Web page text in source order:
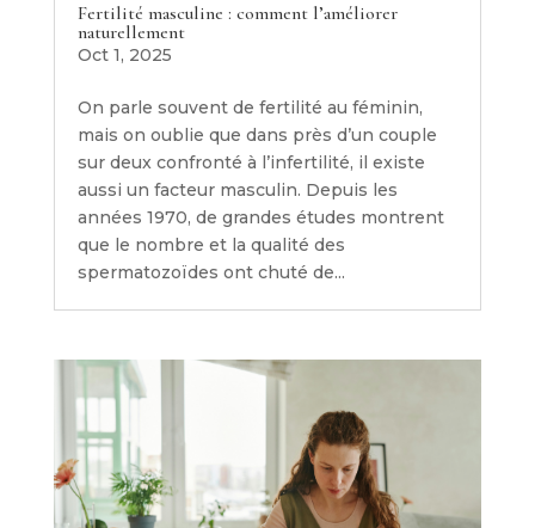
Fertilité masculine : comment l’améliorer
naturellement
Oct 1, 2025
On parle souvent de fertilité au féminin,
mais on oublie que dans près d’un couple
sur deux confronté à l’infertilité, il existe
aussi un facteur masculin. Depuis les
années 1970, de grandes études montrent
que le nombre et la qualité des
spermatozoïdes ont chuté de...